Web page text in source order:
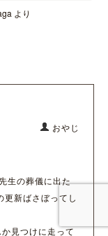
より
おやじ
生の葬儀に出た
更新ばさぼってし
見つけに走って